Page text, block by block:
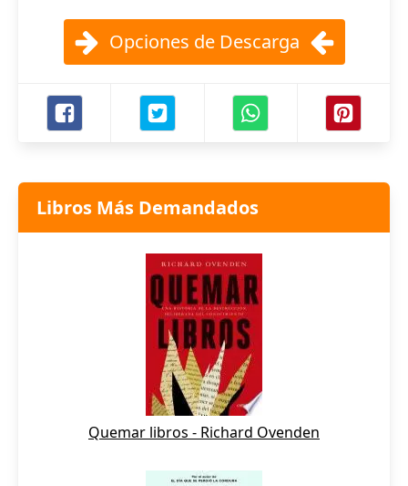
Opciones de Descarga
Libros Más Demandados
Quemar libros - Richard Ovenden